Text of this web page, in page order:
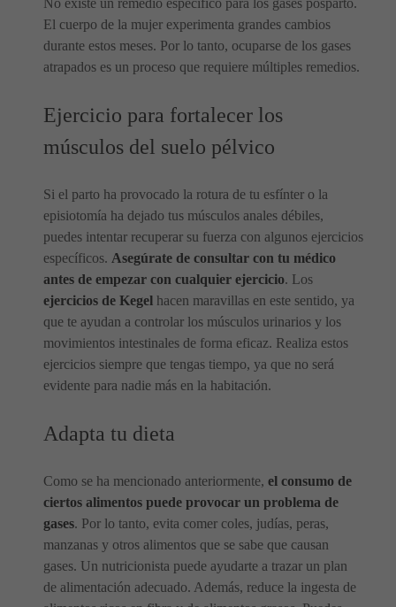
No existe un remedio específico para los gases posparto.
El cuerpo de la mujer experimenta grandes cambios
durante estos meses. Por lo tanto, ocuparse de los gases
atrapados es un proceso que requiere múltiples remedios.
Ejercicio para fortalecer los
músculos del suelo pélvico
Si el parto ha provocado la rotura de tu esfínter o la
episiotomía ha dejado tus músculos anales débiles,
puedes intentar recuperar su fuerza con algunos ejercicios
específicos. Asegúrate de consultar con tu médico
antes de empezar con cualquier ejercicio. Los
ejercicios de Kegel hacen maravillas en este sentido, ya
que te ayudan a controlar los músculos urinarios y los
movimientos intestinales de forma eficaz. Realiza estos
ejercicios siempre que tengas tiempo, ya que no será
evidente para nadie más en la habitación.
Adapta tu dieta
Como se ha mencionado anteriormente, el consumo de
ciertos alimentos puede provocar un problema de
gases. Por lo tanto, evita comer coles, judías, peras,
manzanas y otros alimentos que se sabe que causan
gases. Un nutricionista puede ayudarte a trazar un plan
de alimentación adecuado. Además, reduce la ingesta de